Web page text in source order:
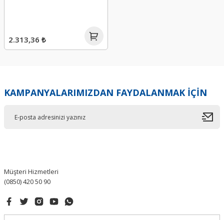
2.313,36 ₺
KAMPANYALARIMIZDAN FAYDALANMAK İÇİN
Müşteri Hizmetleri
(0850) 420 50 90